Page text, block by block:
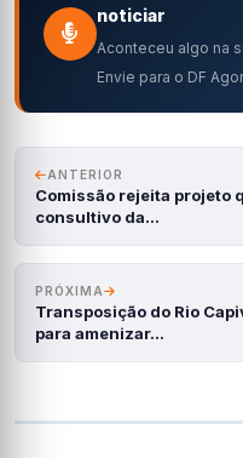
noticiar
Aconteceu algo na
Envie para o DF
ANTERIOR
Comissão rejeita projeto
consultivo da…
PRÓXIMA
Transposição do Rio
para amenizar…